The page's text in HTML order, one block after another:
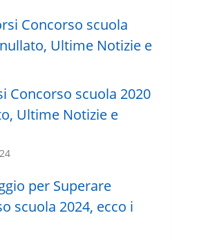
Concorso scuola 2020
Ultime Notizie e